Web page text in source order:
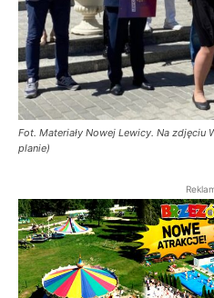
Fot. Materiały Nowej Lewicy. Na zdjęciu
planie)